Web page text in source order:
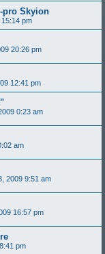
pro Skyion
pm
20:26 pm
12:41 pm
0:23 am
am
2009 9:51 am
16:57 pm
pm